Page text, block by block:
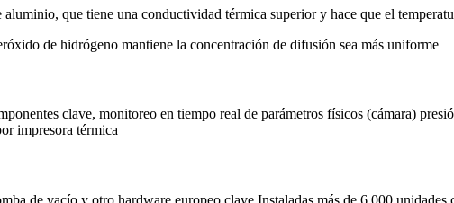
que tiene una conductividad térmica superior y hace que el
de hidrógeno mantiene la concentración de difusión sea más uniforme
clave, monitoreo en tiempo real de parámetros físicos (cámara)
impresora térmica
de vacío y otro hardware europeo clave Instaladas más de 6.000